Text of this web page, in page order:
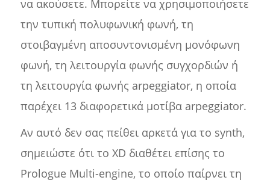
να ακούσετε. Μπορείτε να χρησιμοποιήσετε
την τυπική πολυφωνική φωνή, τη
στοιβαγμένη αποσυντονισμένη μονόφωνη
φωνή, τη λειτουργία φωνής συγχορδιών ή
τη λειτουργία φωνής arpeggiator, η οποία
παρέχει 13 διαφορετικά μοτίβα arpeggiator.
Αν αυτό δεν σας πείθει αρκετά για το synth,
σημειώστε ότι το XD διαθέτει επίσης το
Prologue Multi-engine, το οποίο παίρνει τη